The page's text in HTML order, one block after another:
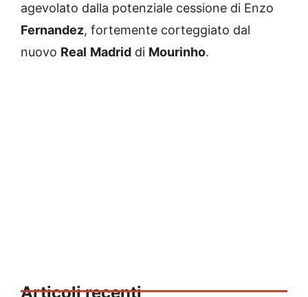
agevolato dalla potenziale cessione di Enzo
Fernandez, fortemente corteggiato dal
nuovo Real Madrid di Mourinho.
Articoli recenti